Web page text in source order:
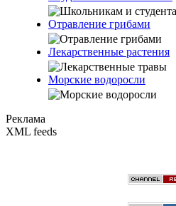
Отравление грибами
Лекарственные растения
Морские водоросли
Реклама
XML feeds